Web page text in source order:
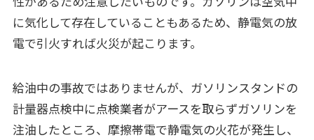
に気化して存在していることもあるため、静電気の放
電で引火すれば火災が起こります。
給油中の事故ではありませんが、ガソリンスタンドの
計量器点検中に点検業者がアースを取らずガソリンを
注油したところ、摩擦帯電で静電気の火花が発生し、